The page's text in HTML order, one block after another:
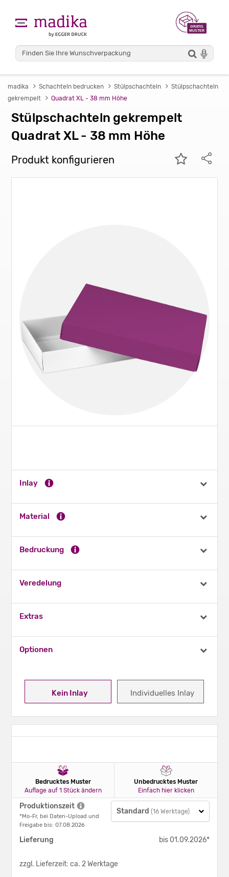
madika Schachteln bedrucken Stülpschachteln
Stülpschachteln
gekrempelt
Quadrat XL - 38 mm Höhe
Stülpschachteln gekrempelt
Quadrat XL - 38 mm Höhe
Produkt konfigurieren
Kein Inlay Individuelles Inlay
Inlay
Material
Bedruckung
Veredelung
Extras
Optionen
Bedrucktes Muster
Auflage auf 1 Stück ändern
Unbedrucktes Muster
Einfach hier klicken
Produktionszeit
*Mo-Fr, bei Daten-Upload und
Freigabe bis: 07.08.2026
Standard (16 Werktage)
Lieferung bis 01.09.2026*
zzgl. Lieferzeit: ca. 2 Werktage